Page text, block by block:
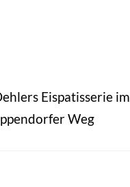
Eispatisserie im
Weg